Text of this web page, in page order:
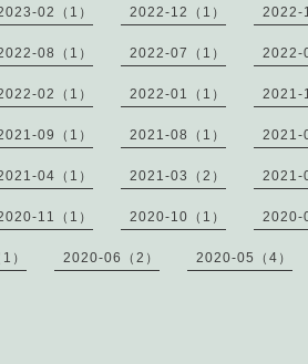
02（1） 2022-12（1） 2022-
08（1） 2022-07（1） 2022-
02（1） 2022-01（1） 2021-
09（1） 2021-08（1） 2021-
04（1） 2021-03（2） 2021-
11（1） 2020-10（1） 2020-
） 2020-06（2） 2020-05（4）